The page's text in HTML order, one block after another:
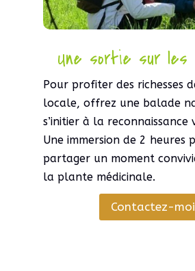
Une sortie sur les
Pour profiter des richesses
locale, offrez une balade
s’initier à la reconnaissance
Une immersion de 2 heures
partager un moment
la plante médicinale.
Contactez-moi